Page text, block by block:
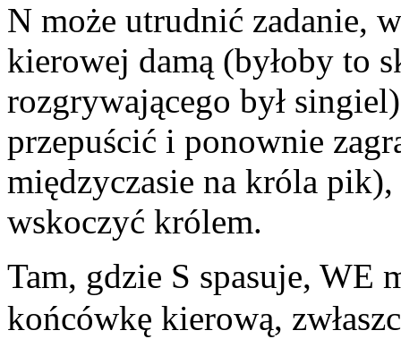
N może utrudnić zadanie,
kierowej damą (byłoby to
rozgrywającego był
przepuścić i ponownie
międzyczasie na króla
wskoczyć królem.
Tam, gdzie S spasuje, WE
końcówkę kierową,